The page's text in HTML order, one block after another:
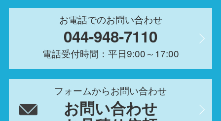
お電話でのお問い合わせ
044-948-7110
電話受付時間：平日9:00～17:00
フォームからお問い合わせ
お問い合わせ